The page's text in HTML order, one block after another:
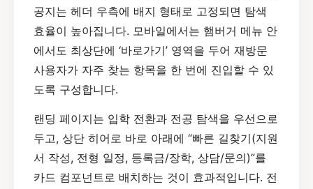
공지는 헤더 우측에 배지 형태로 고정되면 탐색
효율이 높아집니다. 모바일에서는 햄버거 메뉴 안
에서도 최상단에 ‘바로가기’ 영역을 두어 재방문
사용자가 자주 찾는 항목을 한 번에 진입할 수 있
도록 구성합니다.
랜딩 페이지는 입학 전환과 전공 탐색을 우선으로
두고, 상단 히어로 바로 아래에 “빠른 길찾기(지원
서 작성, 전형 일정, 등록금/장학, 상담/문의)”를
카드 컴포넌트로 배치하는 것이 효과적입니다. 전